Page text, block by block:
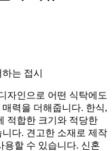
는 접시
자인으로 어떤 식탁에도
력을 더해줍니다. 한식,
적합한 크기와 적당한
다. 견고한 소재로 제작
용할 수 있습니다. 신혼